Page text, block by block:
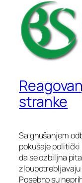
stranke
Sa gnušanjem
pokušaje
da se ozbiljna
Posebno su